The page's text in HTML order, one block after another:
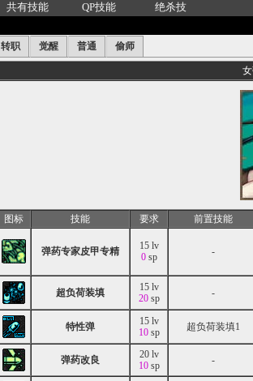
共有技能
QP技能 绝杀技
转职 觉醒 普通 偷师
图标 技能 要求 前置技能
弹药专家皮甲专精
15 lv
0sp -
超负荷装填
15 lv
20sp -
特性弹
15 lv
10sp 超负荷装填1
弹药改良
20 lv
10sp -